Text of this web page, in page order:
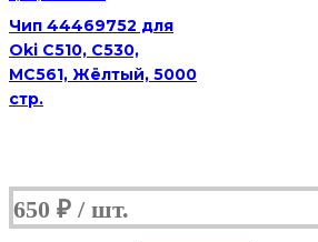
HP
CLJ
Pro
M154/MFP
M180/M181
Чип 44469752 для
Oki C510, C530,
MC561, Жёлтый, 5000
стр.
650 ₽